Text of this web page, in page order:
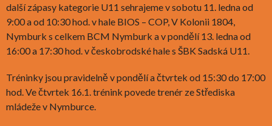
další zápasy kategorie U11 sehrajeme v sobotu 11. ledna od
9:00 a od 10:30 hod. v hale BIOS – COP, V Kolonii 1804,
Nymburk s celkem BCM Nymburk a v pondělí 13. ledna od
16:00 a 17:30 hod. v českobrodské hale s ŠBK Sadská U11.
Tréninky jsou pravidelně v pondělí a čtvrtek od 15:30 do 17:00
hod. Ve čtvrtek 16.1. trénink povede trenér ze Střediska
mládeže v Nymburce.